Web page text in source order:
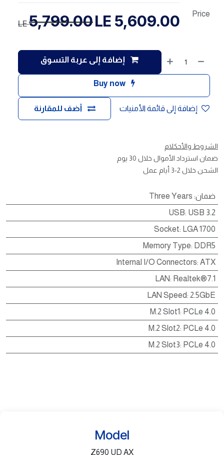
إضافة إلى عربة التسوق
Buy now
أضف للمقارنة إضافة إلى قائمة الأمنيات
Price
5,609.00
5,799.00
LE
الشروط والأحكلام
ضمان استرداد الأموال خلال 30 يوم
الشحن خلال 2-3 أيام عمل
ضمان:
Three Years
USB: USB 3.2
Socket: LGA 1700
Memory Type: DDR5
Internal I/O Connectors:ATX
LAN: Realtek®7.1
LAN Speed: 2.5GbE
M.2 Slot1: PCLe 4.0
M.2 Slot2: PCLe 4.0
M.2 Slot3: PCLe 4.0
Model
Z690 UD AX